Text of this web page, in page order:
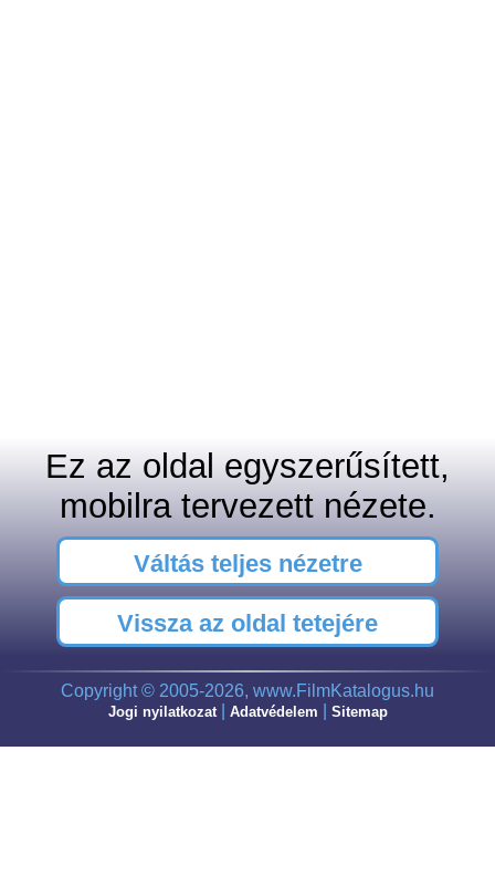
Ez az oldal egyszerűsített,
mobilra tervezett nézete.
Váltás teljes nézetre
Vissza az oldal tetejére
Copyright © 2005-2026, www.FilmKatalogus.hu
Jogi nyilatkozat| Adatvédelem Sitemap